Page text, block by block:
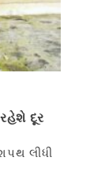
રહેશે દૂર